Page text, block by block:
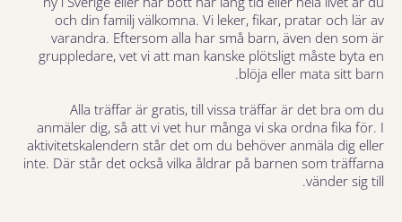
och din familj välkomna. Vi leker, fikar, pratar och lär av
varandra. Eftersom alla har små barn, även den som är
gruppledare, vet vi att man kanske plötsligt måste byta en
blöja eller mata sitt barn.
Alla träffar är gratis, till vissa träffar är det bra om du
anmäler dig, så att vi vet hur många vi ska ordna fika för. I
aktivitetskalendern står det om du behöver anmäla dig eller
inte. Där står det också vilka åldrar på barnen som träffarna
vänder sig till.